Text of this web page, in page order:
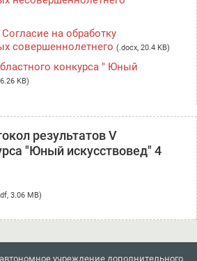
на обработку
совершеннолетнего (.docx, 20.4 KB)
конкурса " Юный
KB)
результатов V
"Юный искусствовед" 4
3.06 MB)
учреждение дополнительного